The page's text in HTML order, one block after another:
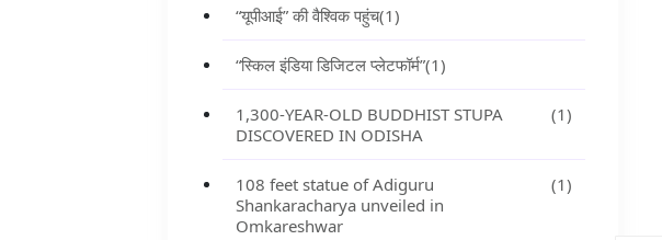
“यूपीआई” की वैश्विक पहुंच(1)
“स्किल इंडिया डिजिटल प्लेटफॉर्म”(1)
1,300-YEAR-OLD BUDDHIST STUPA
DISCOVERED IN ODISHA
(1)
108 feet statue of Adiguru
Shankaracharya unveiled in
Omkareshwar
(1)